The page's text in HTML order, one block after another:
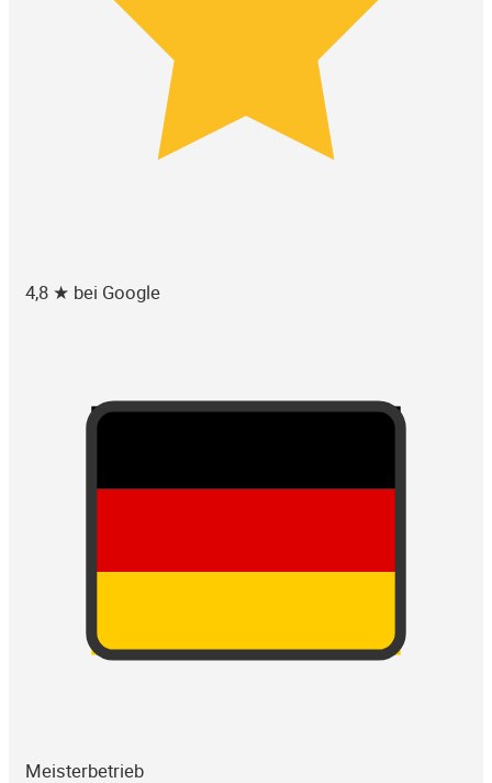
4,8 ★ bei Google
Meisterbetrieb